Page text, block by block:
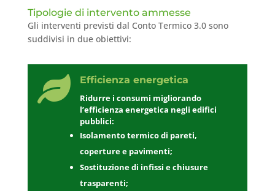
Tipologie di intervento ammesse
Gli interventi previsti dal Conto Termico 3.0 sono
suddivisi in due obiettivi:
 Efficienza energetica
Ridurre i consumi migliorando
l’efficienza energetica negli edifici
pubblici:
Isolamento termico di pareti,
coperture e pavimenti;
Sostituzione di infissi e chiusure
trasparenti;